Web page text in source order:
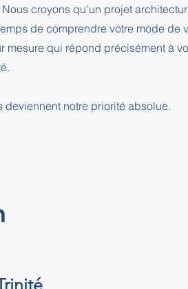
croyons qu'un projet
de comprendre votre mode de
qui répond précisément à
notre priorité absolue.